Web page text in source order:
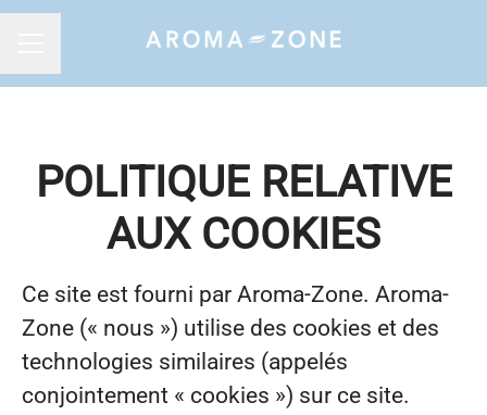
POLITIQUE RELATIVE
AUX COOKIES
Ce site est fourni par Aroma-Zone. Aroma-
Zone (« nous ») utilise des cookies et des
technologies similaires (appelés
conjointement « cookies ») sur ce site.